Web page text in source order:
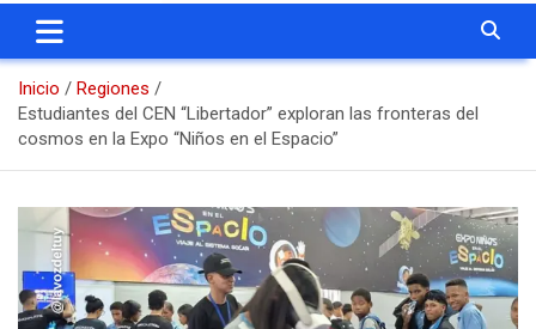
Inicio
Regiones
Estudiantes del CEN “Libertador” exploran las fronteras del
cosmos en la Expo “Niños en el Espacio”